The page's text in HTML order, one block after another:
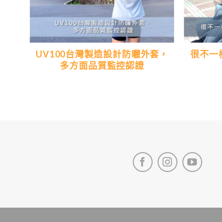
UV100台灣製造設計防曬外套，
多方面品質監控認證
很不一